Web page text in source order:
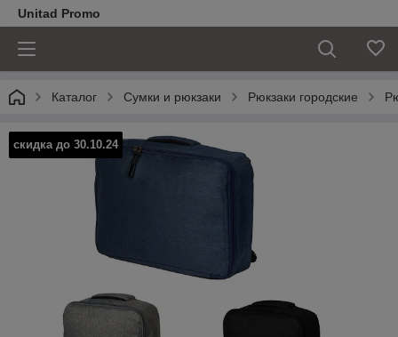
Unitad Promo
Каталог Сумки и рюкзаки Рюкзаки городские
скидка до 30.10.24